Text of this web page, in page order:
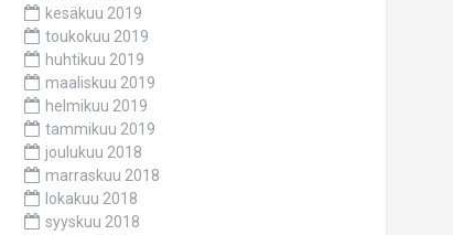
kesäkuu 2019
toukokuu 2019
huhtikuu 2019
maaliskuu 2019
helmikuu 2019
tammikuu 2019
joulukuu 2018
marraskuu 2018
lokakuu 2018
syyskuu 2018